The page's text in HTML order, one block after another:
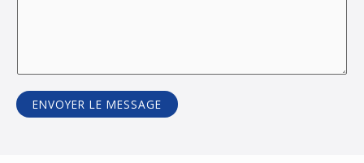
ENVOYER LE MESSAGE